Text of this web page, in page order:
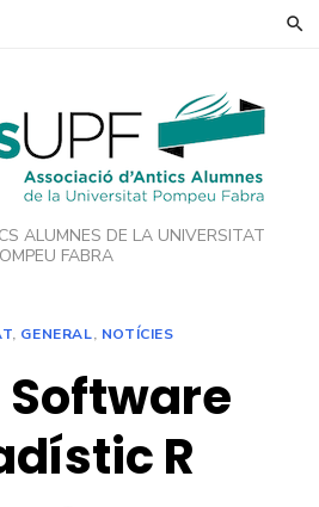
ALUMNES DE LA UNIVERSITAT
FABRA
, GENERAL, NOTÍCIES
Software
R